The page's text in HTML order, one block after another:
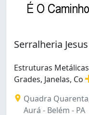
Serralheria
Estruturas
Grades, Janelas, Co
Quadra
Aurá - Belém - PA